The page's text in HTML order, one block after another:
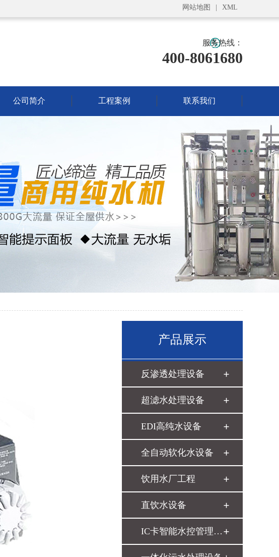
网站地图 XML
服务热线：
400-8061680
公司简介 工程案例 联系我们
产品展示
反渗透处理设备
超滤水处理设备
EDI高纯水设备
全自动软化水设备
饮用水厂工程
直饮水设备
IC卡智能水控管理系统